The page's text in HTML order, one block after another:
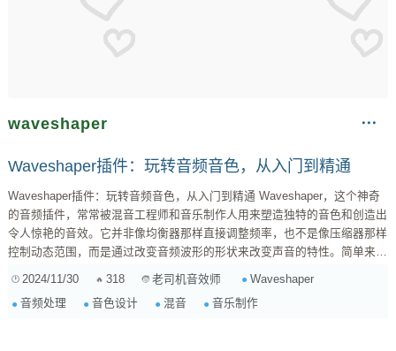
waveshaper
Waveshaper插件：玩转音频音色，从入门到精通
Waveshaper插件：玩转音频音色，从入门到精通 Waveshaper，这个神奇
的音频插件，常常被混音工程师和音乐制作人用来塑造独特的音色和创造出
令人惊艳的音效。它并非像均衡器那样直接调整频率，也不是像压缩器那样
控制动态范围，而是通过改变音频波形的形状来改变声音的特性。简单来
具有侵略性，取决于你如何使用它。 一、Waveshaper的工作原理
Waveshaper插件的核心在于它的“波形塑造”功能。它通过一个数学函数来
2024/11/30 318 老司机音效师
Waveshaper
音频处理
音色设计 混音 音乐制作